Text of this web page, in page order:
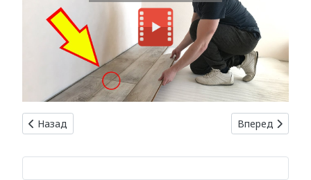
Предыдущий: Укладка ковролина: как выбрать и
Назад Следующий:
Вперед